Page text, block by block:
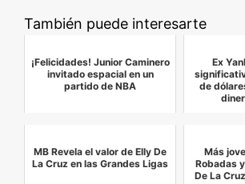
También puede interesarte
¡Felicidades! Junior Caminero
invitado espacial en un
partido de NBA
Ex
de
MB Revela el valor de Elly De
La Cruz en las Grandes Ligas
Más
Robadas
De La